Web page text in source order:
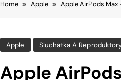
Home Apple Apple AirPods Max
Apple Sluchátka A
Apple